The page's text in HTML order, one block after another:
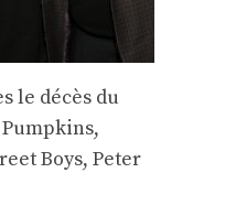
le décès du
Boys, Peter